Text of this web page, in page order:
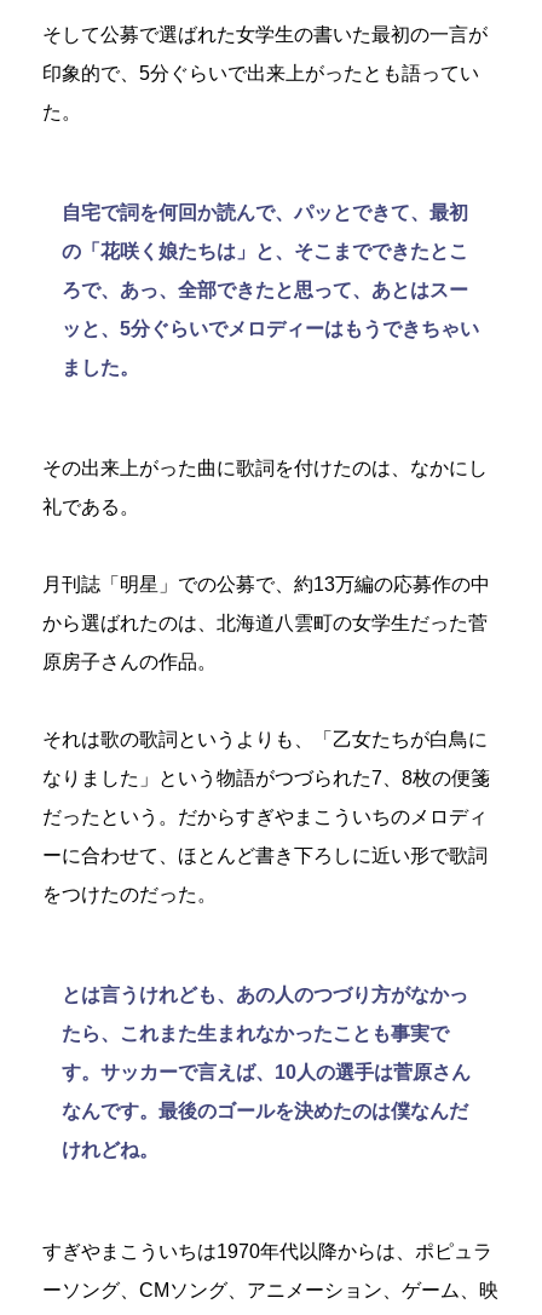
そして公募で選ばれた女学生の書いた最初の一言が
印象的で、5分ぐらいで出来上がったとも語ってい
た。
自宅で詞を何回か読んで、パッとできて、最初
の「花咲く娘たちは」と、そこまでできたとこ
ろで、あっ、全部できたと思って、あとはスー
ッと、5分ぐらいでメロディーはもうできちゃい
ました。
その出来上がった曲に歌詞を付けたのは、なかにし
礼である。
月刊誌「明星」での公募で、約13万編の応募作の中
から選ばれたのは、北海道八雲町の女学生だった菅
原房子さんの作品。
それは歌の歌詞というよりも、「乙女たちが白鳥に
なりました」という物語がつづられた7、8枚の便箋
だったという。だからすぎやまこういちのメロディ
ーに合わせて、ほとんど書き下ろしに近い形で歌詞
をつけたのだった。
とは言うけれども、あの人のつづり方がなかっ
たら、これまた生まれなかったことも事実で
す。サッカーで言えば、10人の選手は菅原さん
なんです。最後のゴールを決めたのは僕なんだ
けれどね。
すぎやまこういちは1970年代以降からは、ポピュラ
ーソング、CMソング、アニメーション、ゲーム、映